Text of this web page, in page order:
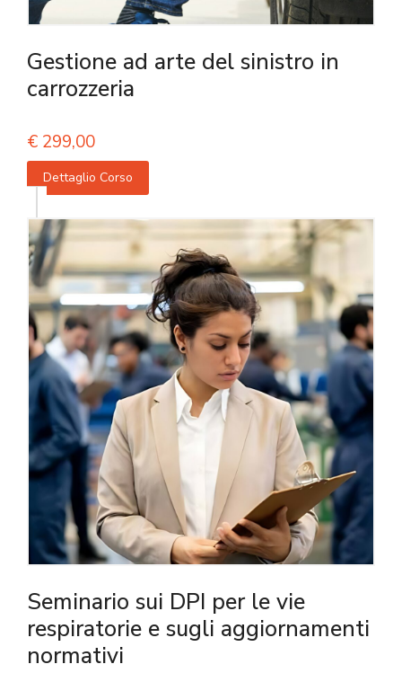
Gestione ad arte del sinistro in
carrozzeria
€ 299,00
Dettaglio Corso
Seminario sui DPI per le vie
respiratorie e sugli aggiornamenti
normativi